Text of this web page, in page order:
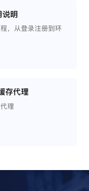
明
，从登录注册到环
存代理
理